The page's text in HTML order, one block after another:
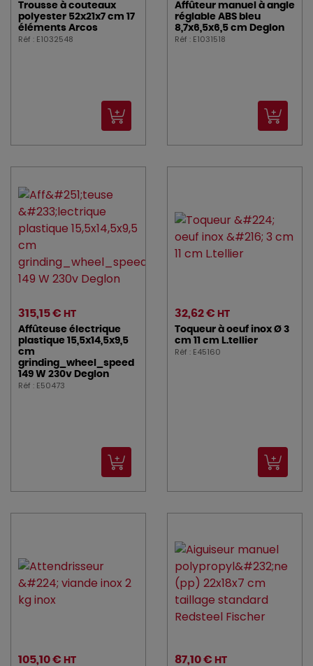
Trousse à couteaux
polyester 52x21x7 cm 17
éléments Arcos
Réf : E1032548
Affûteur manuel à angle
réglable ABS bleu
8,7x6,5x6,5 cm Deglon
Réf : E1031518
315,15 € HT
Affûteuse électrique
plastique 15,5x14,5x9,5
cm
grinding_wheel_speed
149 W 230v Deglon
Réf : E50473
32,62 € HT
Toqueur à oeuf inox Ø 3
cm 11 cm L.tellier
Réf : E45160
105,10 € HT
87,10 € HT